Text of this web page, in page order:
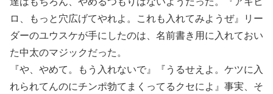
ロ、もっと穴広げてやれよ。これも入れてみようぜ』リー
ダーのユウスケが手にしたのは、名前書き用に入れておい
た中太のマジックだった。
『や、やめて。もう入れないで』『うるせえよ。ケツに入
れられてんのにチンポ勃てまくってるクセによ』事実、そ